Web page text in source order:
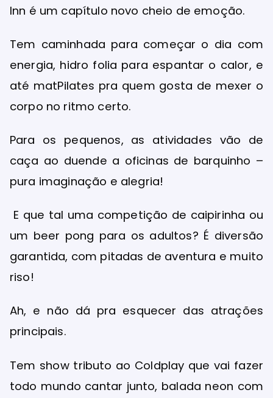
Inn é um capítulo novo cheio de emoção.
Tem caminhada para começar o dia com
energia, hidro folia para espantar o calor, e
até matPilates pra quem gosta de mexer o
corpo no ritmo certo.
Para os pequenos, as atividades vão de
caça ao duende a oficinas de barquinho –
pura imaginação e alegria!
E que tal uma competição de caipirinha ou
um beer pong para os adultos? É diversão
garantida, com pitadas de aventura e muito
riso!
Ah, e não dá pra esquecer das atrações
principais.
Tem show tributo ao Coldplay que vai fazer
todo mundo cantar junto, balada neon com